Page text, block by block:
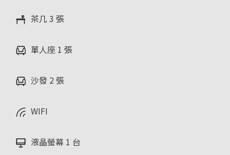
茶几 3 張
單人座 1 張
沙發 2 張
WIFI
液晶螢幕 1 台